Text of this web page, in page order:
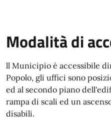
Modalità di
Modalità di accesso
ll Municipio è accessibile
Popolo, gli uffici sono
ed al secondo piano
rampa di scali ed un
disabili.